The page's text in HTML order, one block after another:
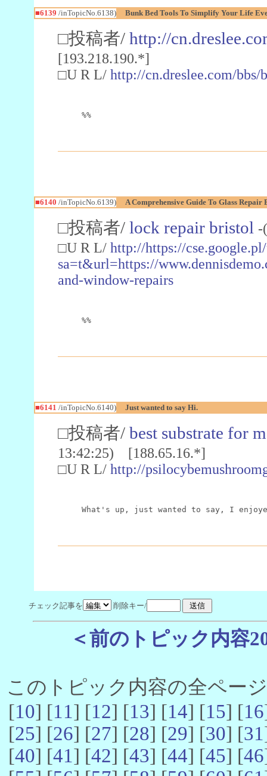
■6139 /inTopicNo.6138) Bunk Bed Tools To Simplify Your Life
□投稿者/ http://
[193.218.190.*]
□U R L/ http://cn.dreslee.com/
%%
■6140 /inTopicNo.6139) A Comprehensive Guide To Glass
□投稿者/ lock repair bristol -
□U R L/ http://https://
sa=t&url=https://
and-window-repairs
%%
■6141 /inTopicNo.6140) Just wanted to say Hi.
□投稿者/ best substrate for
13:42:25) [188.65.16.*]
□U R L/ http://
What's up, just wanted to say, I
チェック記事を 削除キー/
＜前のトピック内容
このトピック内容の全ペー
[10] [11] [12] [13] [14] [15] [16
[25] [26] [27] [28] [29] [30] [31
[40] [41] [42] [43] [44] [45] [46